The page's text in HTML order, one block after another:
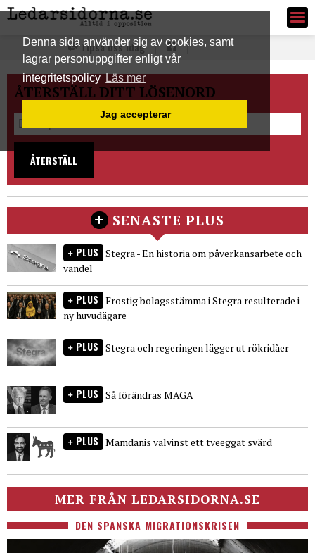
Denna sida använder sig av cookies, samt
lagrar personuppgifter enligt vår
integritetspolicyLäs mer
Jag accepterar
Ledarsidorna.se
Tipsa oss idag
ÅTERSTÄLL DITT LÖSENORD
ÅTERSTÄLL
SENASTE PLUS
PLUS Stegra - En historia om påverkansarbete och
vandel
PLUS Frostig bolagsstämma i Stegra resulterade i
ny huvudägare
PLUS Stegra och regeringen lägger ut rökridåer
PLUS Så förändras MAGA
PLUS Mamdanis valvinst ett tveeggat svärd
MER FRÅN LEDARSIDORNA.SE
DEN SPANSKA MIGRATIONSKRISEN